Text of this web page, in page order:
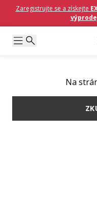
Zaregistrujte se a získejte
Na